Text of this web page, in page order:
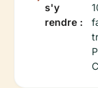
s'y
rendre :